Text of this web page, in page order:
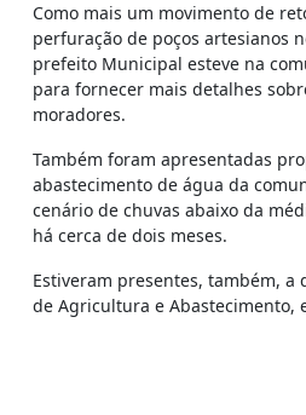
Como mais um movimento de
perfuração de poços artesianos
prefeito Municipal esteve na
para fornecer mais detalhes
moradores.
Também foram apresentadas
abastecimento de água da
cenário de chuvas abaixo da
há cerca de dois meses.
Estiveram presentes, também,
de Agricultura e Abastecimento,